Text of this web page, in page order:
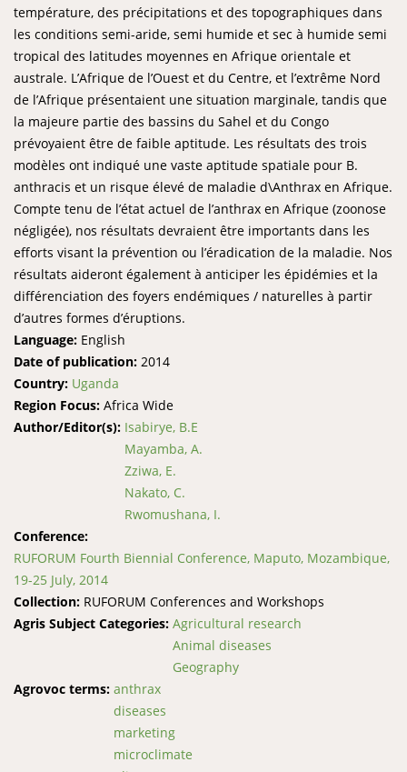
température, des précipitations et des topographiques dans
les conditions semi-aride, semi humide et sec à humide semi
tropical des latitudes moyennes en Afrique orientale et
australe. L’Afrique de l’Ouest et du Centre, et l’extrême Nord
de l’Afrique présentaient une situation marginale, tandis que
la majeure partie des bassins du Sahel et du Congo
prévoyaient être de faible aptitude. Les résultats des trois
modèles ont indiqué une vaste aptitude spatiale pour B.
anthracis et un risque élevé de maladie d\Anthrax en Afrique.
Compte tenu de l’état actuel de l’anthrax en Afrique (zoonose
négligée), nos résultats devraient être importants dans les
efforts visant la prévention ou l’éradication de la maladie. Nos
résultats aideront également à anticiper les épidémies et la
différenciation des foyers endémiques / naturelles à partir
d’autres formes d’éruptions.
Language: English
Date of publication: 2014
Country: Uganda
Region Focus: Africa Wide
Author/Editor(s): Isabirye, B.E
Mayamba, A.
Zziwa, E.
Nakato, C.
Rwomushana, I.
Conference:
RUFORUM Fourth Biennial Conference, Maputo, Mozambique,
19-25 July, 2014
Collection: RUFORUM Conferences and Workshops
Agris Subject Categories: Agricultural research
Animal diseases
Geography
Agrovoc terms: anthrax
diseases
marketing
microclimate